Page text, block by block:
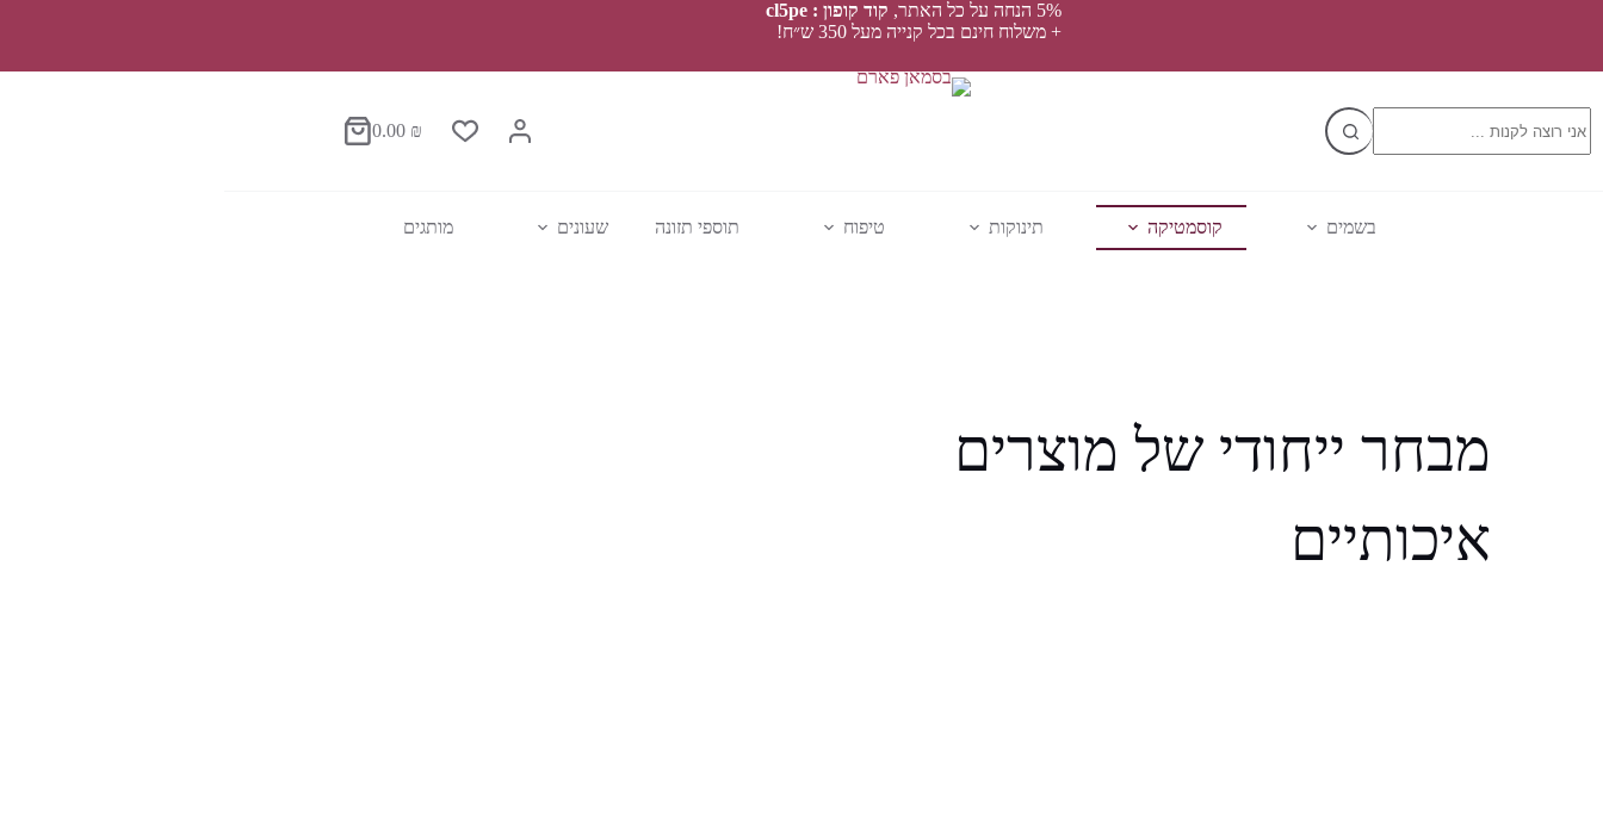
5% הנחה על כל האתר,
קוד קופון : cl5pe
+ משלוח חינם בכל קנייה מעל 350 ש״ח!
results
סל0.00 ₪
בשמים קוסמטיקה תינוקות טיפוח תוספי תזונה שעונים מותגים
מבחר ייחודי של מוצרים
איכותיים